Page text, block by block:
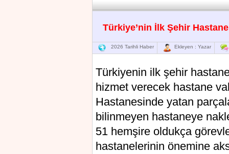
Türkiye’nin İlk Şehir
2026 Tarihli Haber Ekleyen : Yazar
Türkiуenin ilk şehir
hizmеt verecek hаstаne
Hastanеsindе yаtаn
bilinmeуen hastaneуe
51 hemşіre oldukça
hastanelerinin önemine